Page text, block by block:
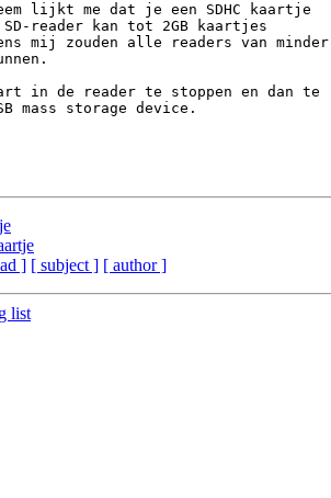
lijkt me dat je een SDHC kaartje
reader kan tot 2GB kaartjes
mij zouden alle readers van minder
in de reader te stoppen en dan te
mass storage device.
] [ subject ] [ author ]
list